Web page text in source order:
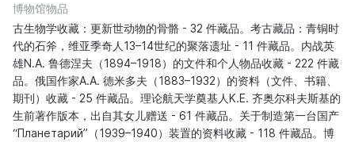
博物馆物品
古生物学收藏：更新世动物的骨骼 - 32 件藏品。考古藏品：青铜时
代的石斧，维亚季奇人13–14世纪的聚落遗址 - 11 件藏品。内战英
雄N.A. 鲁德涅夫（1894–1918）的文件和个人物品收藏 - 222 件藏
品。俄国作家A.A. 德米多夫（1883–1932）的资料（文件、书籍、
期刊）收藏 - 25 件藏品。理论航天学奠基人K.E. 齐奥尔科夫斯基的
生前著作版本，出自其女儿赠送 - 61 件藏品。关于制造第一台国产
“Планетарий”（1939–1940）装置的资料收藏 - 118 件藏品。博